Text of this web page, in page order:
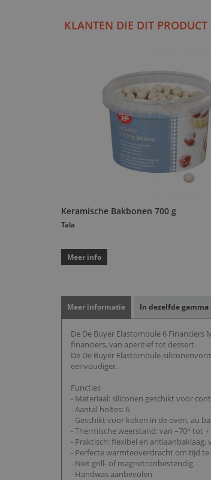
KLANTEN DIE DIT
Keramische Bakbonen 700 g
Tala
Meer info
Meer informatie In dezelfde gamma
De De Buyer Elastomoule 6
financiers, van aperitief tot dessert.
De De Buyer Elastomoule-
eenvoudiger.
Functies
- Materiaal: siliconen geschikt voor
- Aantal holtes: 6
- Geschikt voor koken in de oven, au
- Thermische weerstand: van –70° tot +
- Praktisch: flexibel en antiaanbaklaag,
- Perfecte warmteoverdracht om tijd
- Niet grill- of magnetronbestendig
- Handwas aanbevolen